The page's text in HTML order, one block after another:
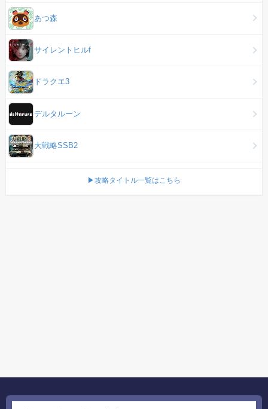
あつ森
サイレントヒルf
ドラクエ3
デルタルーン
大戦略SSB2
▶攻略タイトル一覧はこちら